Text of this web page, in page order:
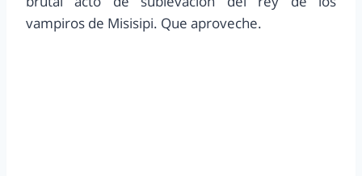
vampiros de Misisipi. Que aproveche.